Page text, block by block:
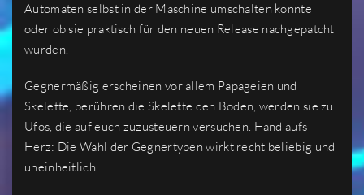
Automaten selbst in der Maschine umschalten konnte
oder ob sie praktisch für den neuen Release nachgepatcht
wurden.
Gegnermäßig erscheinen vor allem Papageien und
Skelette, berühren die Skelette den Boden, werden sie zu
Ufos, die auf euch zuzusteuern versuchen. Hand aufs
Herz: Die Wahl der Gegnertypen wirkt recht beliebig und
uneinheitlich.